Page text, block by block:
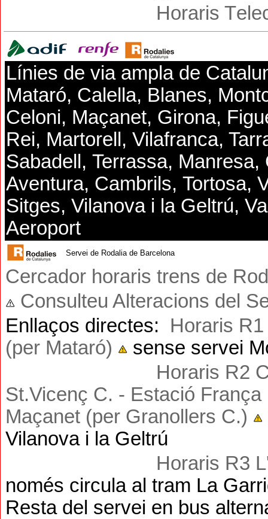
Horaris T
Línies de via ampla de
Mataró, Calella, Blanes,
Celoni, Maçanet, Girona,
Rei, Martorell, Vilafranca,
Sabadell, Terrassa, Manresa,
Aventura, Cambrils, Tortosa,
Sitges, Vilanovai la Geltrú,
Aeroport
Servei de Rodalia de Barcelona
Cercador horaris trens de
Consulteu Alteracions del
Enllaços directes: Horaris
(per Mataró)
sense servei
Horaris R2
St.Vicenç C. - Estació França
Maçanet (per Granollers C.)
Vilanova i la Geltrú
Horaris R3
només circula al tram La
Resta del servei en bus